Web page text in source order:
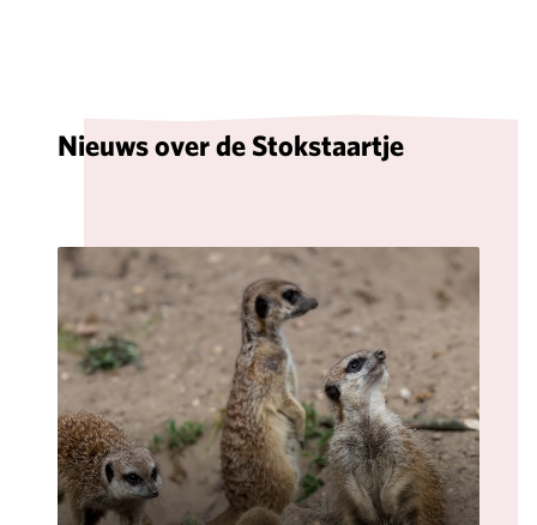
Nieuws over de Stokstaartje